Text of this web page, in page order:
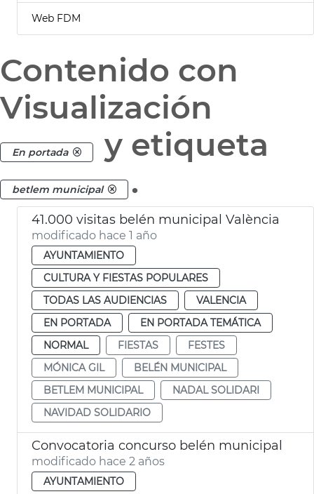
Web FDM
Contenido con
Visualización
En portada y etiqueta
betlem municipal .
41.000 visitas belén municipal València
modificado hace 1 año
AYUNTAMIENTO
CULTURA Y FIESTAS POPULARES
TODAS LAS AUDIENCIAS
VALENCIA
EN PORTADA
EN PORTADA TEMÁTICA
NORMAL
FIESTAS
FESTES
MÓNICA GIL
BELÉN MUNICIPAL
BETLEM MUNICIPAL
NADAL SOLIDARI
NAVIDAD SOLIDARIO
Convocatoria concurso belén municipal
modificado hace 2 años
AYUNTAMIENTO